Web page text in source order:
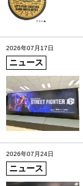
2026年07月17日
ニュース
2026年07月24日
ニュース